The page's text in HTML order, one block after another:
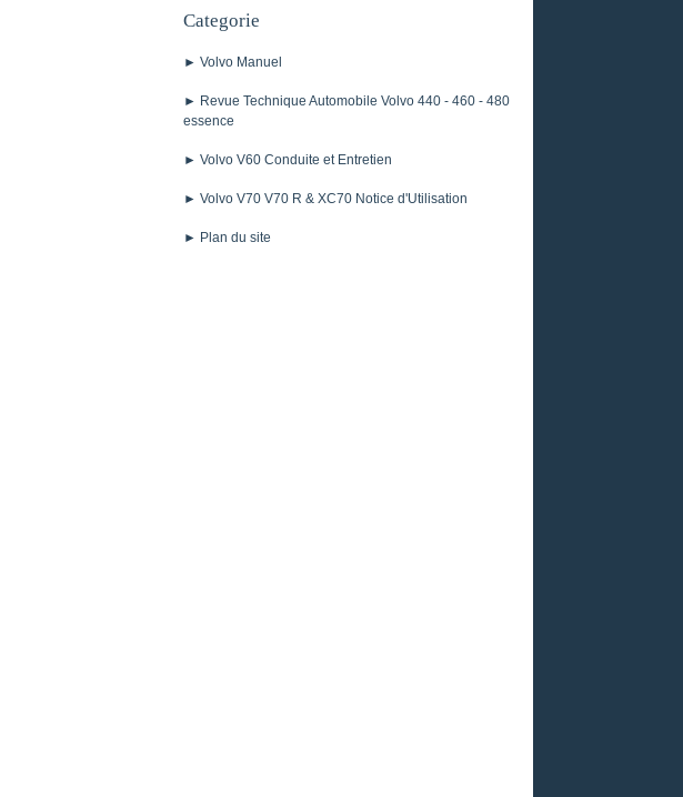
Categorie
► Volvo Manuel
► Revue Technique Automobile Volvo 440 - 460 - 480
essence
► Volvo V60 Conduite et Entretien
► Volvo V70 V70 R & XC70 Notice d'Utilisation
► Plan du site